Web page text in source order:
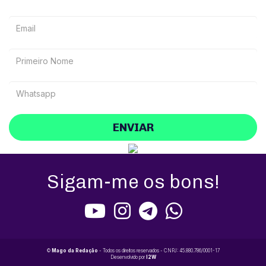
ENVIAR
Sigam-me os bons!
© Mago da Redação - Todos os direitos reservados - CNPJ: 45.880.786/0001-17
Desenvolvido por I2W